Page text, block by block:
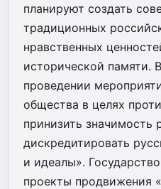
планируют создать
традиционных
нравственных
исторической памяти.
проведении
общества в целях
принизить значимость
дискредитировать
и идеалы».
проекты продвижения